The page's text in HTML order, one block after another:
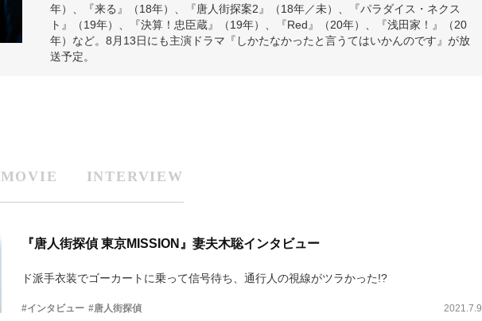
年）、『来る』（18年）、『唐人街探案2』（18年／未）、『パラダイス・ネクス
ト』（19年）、『決算！忠臣蔵』（19年）、『Red』（20年）、『浅田家！』（20
年）など。8月13日にも主演ドラマ『しかたなかったと言うてはいかんのです』が放
送予定。
MOVIE INTERVIEW
『唐人街探偵 東京MISSION』妻夫木聡インタビュー
ド派手衣装でゴーカートに乗って信号待ち、通行人の視線がツラかった!?
#インタビュー #唐人街探偵 2021.7.9